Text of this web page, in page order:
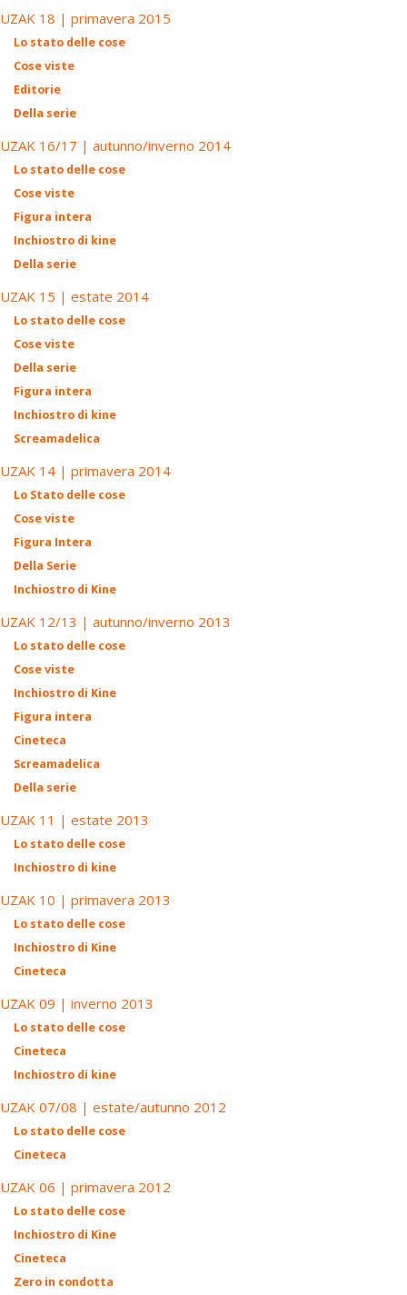
UZAK 18 | primavera 2015
Lo stato delle cose
Cose viste
Editorie
Della serie
UZAK 16/17 | autunno/inverno 2014
Lo stato delle cose
Cose viste
Figura intera
Inchiostro di kine
Della serie
UZAK 15 | estate 2014
Lo stato delle cose
Cose viste
Della serie
Figura intera
Inchiostro di kine
Screamadelica
UZAK 14 | primavera 2014
Lo Stato delle cose
Cose viste
Figura Intera
Della Serie
Inchiostro di Kine
UZAK 12/13 | autunno/inverno 2013
Lo stato delle cose
Cose viste
Inchiostro di Kine
Figura intera
Cineteca
Screamadelica
Della serie
UZAK 11 | estate 2013
Lo stato delle cose
Inchiostro di kine
UZAK 10 | primavera 2013
Lo stato delle cose
Inchiostro di Kine
Cineteca
UZAK 09 | inverno 2013
Lo stato delle cose
Cineteca
Inchiostro di kine
UZAK 07/08 | estate/autunno 2012
Lo stato delle cose
Cineteca
UZAK 06 | primavera 2012
Lo stato delle cose
Inchiostro di Kine
Cineteca
Zero in condotta